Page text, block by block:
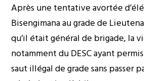
Après une tentative avortée
Bisengimana au grade de
qu’il était général de brigade, la
notamment du DESC ayant
saut illégal de grade sans passer